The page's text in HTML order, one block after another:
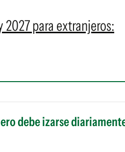
para extranjeros:
debe izarse